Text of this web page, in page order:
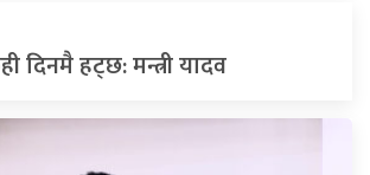
दिनमै हट्छ: मन्त्री यादव